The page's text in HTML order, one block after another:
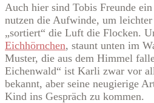
Auch hier sind Tobis Freunde
nutzen die Aufwinde, um
„sortiert“ die Luft die Flocken.
Eichhörnchen, staunt unten im
Muster, die aus dem Himmel
Eichenwald“ ist Karli zwar vor
bekannt, aber seine neugierige
Kind ins Gespräch zu kommen.